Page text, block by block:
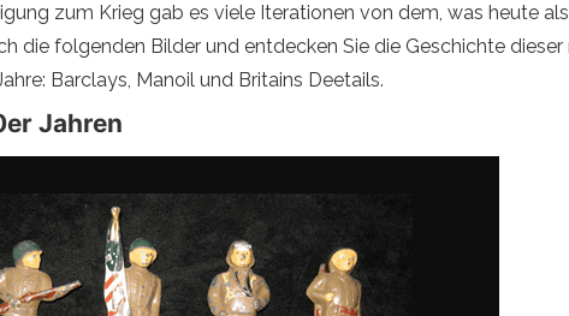
zum Krieg gab es viele Iterationen von dem, was heute
die folgenden Bilder und entdecken Sie die Geschichte
Barclays, Manoil und Britains Deetails.
Jahren